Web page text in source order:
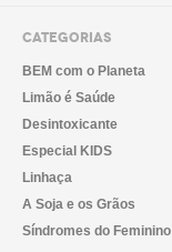
CATEGORIAS
BEM com o Planeta
Limão é Saúde
Desintoxicante
Especial KIDS
Linhaça
A Soja e os Grãos
Síndromes do Feminino